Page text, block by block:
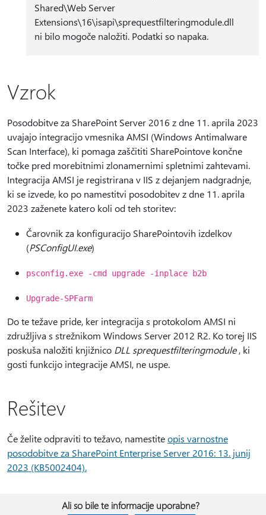
Shared\Web Server
Extensions\16\isapi\sprequestfilteringmodule.dll
ni bilo mogoče naložiti. Podatki so napaka.
Vzrok
Posodobitve za SharePoint Server 2016 z dne 11. aprila 2023
uvajajo integracijo vmesnika AMSI (Windows Antimalware
Scan Interface), ki pomaga zaščititi SharePointove končne
točke pred morebitnimi zlonamernimi spletnimi zahtevami.
Integracija AMSI je registrirana v IIS z dejanjem nadgradnje,
ki se izvede, ko po namestitvi posodobitev z dne 11. aprila
2023 zaženete katero koli od teh storitev:
Čarovnik za konfiguracijo SharePointovih izdelkov
(PSConfigUI.exe)
psconfig.exe -cmd upgrade -inplace b2b
Upgrade-SPFarm
Do te težave pride, ker integracija s protokolom AMSI ni
združljiva s strežnikom Windows Server 2012 R2. Ko torej IIS
poskuša naložiti knjižnico DLL sprequestfilteringmodule, ki
gosti funkcijo integracije AMSI, ne uspe.
Rešitev
Če želite odpraviti to težavo, namestiteopis varnostne
posodobitve za SharePoint Enterprise Server 2016: 13. junij
2023 (KB5002404).
Ali so bile te informacije uporabne?